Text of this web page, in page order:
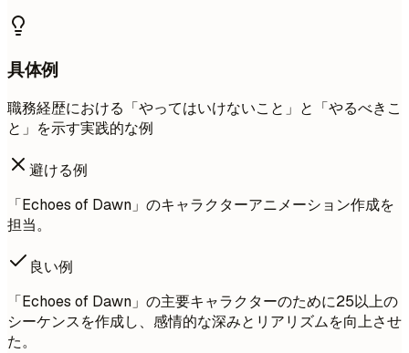
具体例
職務経歴における「やってはいけないこと」と「やるべきこ
と」を示す実践的な例
避ける例
「Echoes of Dawn」のキャラクターアニメーション作成を
担当。
良い例
「Echoes of Dawn」の主要キャラクターのために25以上の
シーケンスを作成し、感情的な深みとリアリズムを向上させ
た。